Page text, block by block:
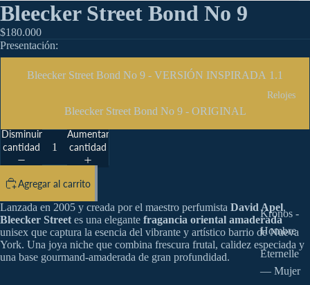
Relojes
Kronos -
Hombre
Eternelle
— Mujer
Bleecker Street Bond No 9
$180.000
Presentación:
Bleecker Street Bond No 9 - VERSIÓN INSPIRADA 1.1
Bleecker Street Bond No 9 - ORIGINAL
Disminuir
cantidad
Aumentar
cantidad
Agregar al carrito
Lanzada en 2005 y creada por el maestro perfumista David Apel,
Bleecker Street es una elegante fragancia oriental amaderada
unisex que captura la esencia del vibrante y artístico barrio de Nueva
York. Una joya niche que combina frescura frutal, calidez especiada y
una base gourmand-amaderada de gran profundidad.